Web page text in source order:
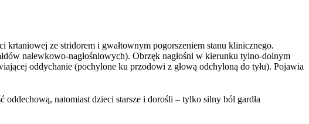
ze stridorem i gwałtownym pogorszeniem stanu klinicznego.
nalewkowo-nagłośniowych). Obrzęk nagłośni w kierunku tylno-dolnym
oddychanie (pochylone ku przodowi z głową odchyloną do tyłu). Pojawia
natomiast dzieci starsze i dorośli – tylko silny ból gardła